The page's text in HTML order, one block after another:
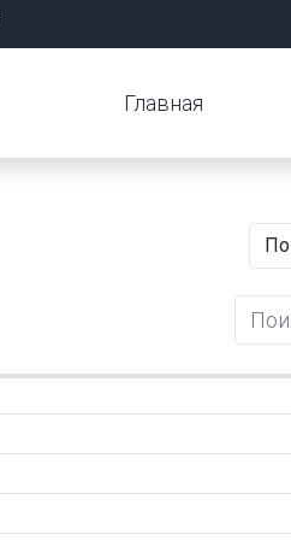
Главная